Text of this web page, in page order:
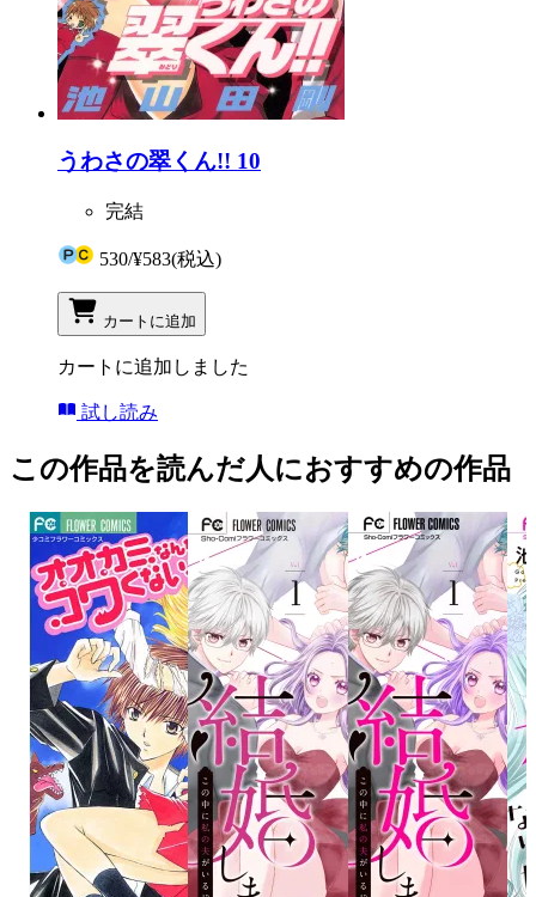
うわさの翠くん!! 10
完結
530/¥583(税込)
カートに追加
カートに追加しました
試し読み
この作品を読んだ人におすすめの作品